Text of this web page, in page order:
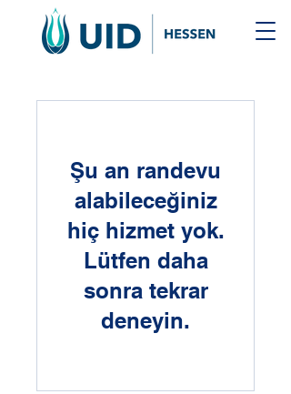
Şu an randevu
alabileceğiniz
hiç hizmet yok.
Lütfen daha
sonra tekrar
deneyin.